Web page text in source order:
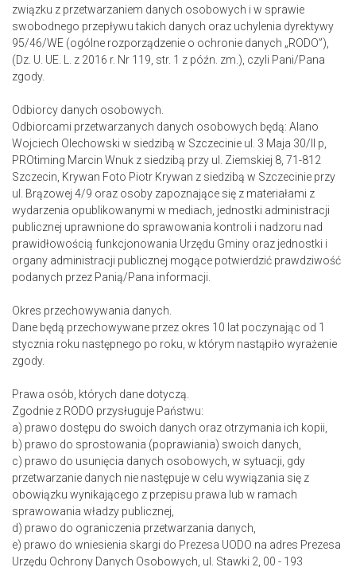
związku z przetwarzaniem danych osobowych i w sprawie
swobodnego przepływu takich danych oraz uchylenia dyrektywy
95/46/WE (ogólne rozporządzenie o ochronie danych „RODO”),
(Dz. U. UE. L. z 2016 r. Nr 119, str. 1 z późn. zm.), czyli Pani/Pana
zgody.
Odbiorcy danych osobowych.
Odbiorcami przetwarzanych danych osobowych będą: Alano
Wojciech Olechowski w siedzibą w Szczecinie ul. 3 Maja 30/II p,
PROtiming Marcin Wnuk z siedzibą przy ul. Ziemskiej 8, 71-812
Szczecin, Krywan Foto Piotr Krywan z siedzibą w Szczecinie przy
ul. Brązowej 4/9 oraz osoby zapoznające się z materiałami z
wydarzenia opublikowanymi w mediach, jednostki administracji
publicznej uprawnione do sprawowania kontroli i nadzoru nad
prawidłowością funkcjonowania Urzędu Gminy oraz jednostki i
organy administracji publicznej mogące potwierdzić prawdziwość
podanych przez Panią/Pana informacji.
Okres przechowywania danych.
Dane będą przechowywane przez okres 10 lat poczynając od 1
stycznia roku następnego po roku, w którym nastąpiło wyrażenie
zgody.
Prawa osób, których dane dotyczą.
Zgodnie z RODO przysługuje Państwu:
a) prawo dostępu do swoich danych oraz otrzymania ich kopii,
b) prawo do sprostowania (poprawiania) swoich danych,
c) prawo do usunięcia danych osobowych, w sytuacji, gdy
przetwarzanie danych nie następuje w celu wywiązania się z
obowiązku wynikającego z przepisu prawa lub w ramach
sprawowania władzy publicznej,
d) prawo do ograniczenia przetwarzania danych,
e) prawo do wniesienia skargi do Prezesa UODO na adres Prezesa
Urzędu Ochrony Danych Osobowych, ul. Stawki 2, 00 - 193